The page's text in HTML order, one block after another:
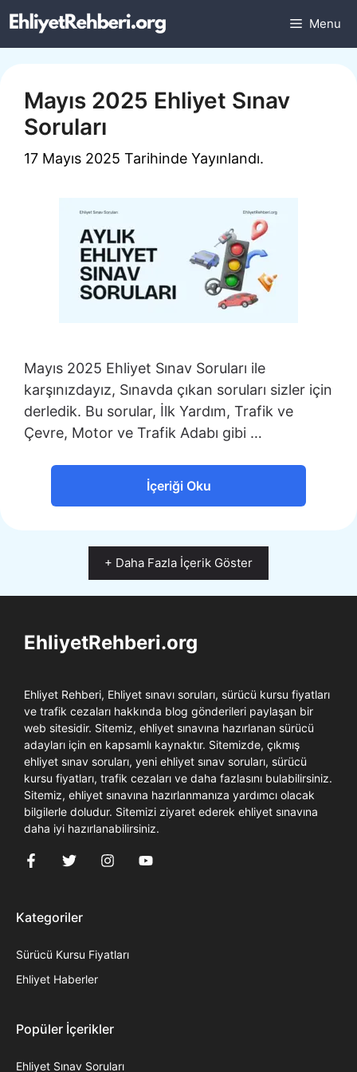
İçeriğe
atla
Menu
Mayıs 2025 Ehliyet Sınav
Soruları
17 Mayıs 2025 Tarihinde Yayınlandı.
Mayıs 2025 Ehliyet Sınav Soruları ile
karşınızdayız, Sınavda çıkan soruları sizler için
derledik. Bu sorular, İlk Yardım, Trafik ve
Çevre, Motor ve Trafik Adabı gibi …
İçeriği Oku
+ Daha Fazla İçerik Göster
EhliyetRehberi.org
Ehliyet Rehberi, Ehliyet sınavı soruları, sürücü kursu fiyatları
ve trafik cezaları hakkında blog gönderileri paylaşan bir
web sitesidir. Sitemiz, ehliyet sınavına hazırlanan sürücü
adayları için en kapsamlı kaynaktır. Sitemizde, çıkmış
ehliyet sınav soruları, yeni ehliyet sınav soruları, sürücü
kursu fiyatları, trafik cezaları ve daha fazlasını bulabilirsiniz.
Sitemiz, ehliyet sınavına hazırlanmanıza yardımcı olacak
bilgilerle doludur. Sitemizi ziyaret ederek ehliyet sınavına
daha iyi hazırlanabilirsiniz.
Kategoriler
Sürücü Kursu Fiyatları
Ehliyet Haberler
Popüler İçerikler
Ehliyet Sınav Soruları